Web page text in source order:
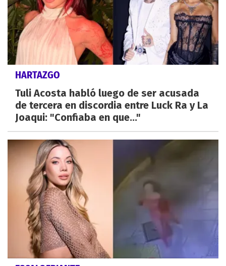
HARTAZGO
Tuli Acosta habló luego de ser acusada
de tercera en discordia entre Luck Ra y La
Joaqui: "Confiaba en que..."